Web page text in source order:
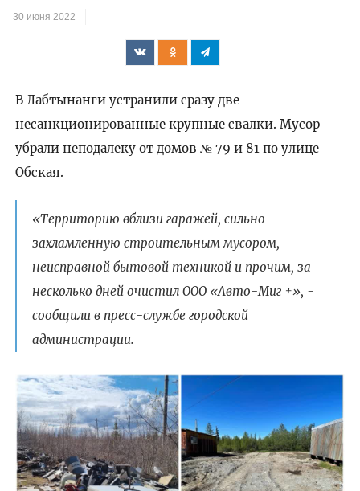
30 июня 2022
В Лабтынанги устранили сразу две
несанкционированные крупные свалки. Мусор
убрали неподалеку от домов № 79 и 81 по улице
Обская.
«Территорию вблизи гаражей, сильно
захламленную строительным мусором,
неисправной бытовой техникой и прочим, за
несколько дней очистил ООО «Авто-Миг +», -
сообщили в пресс-службе городской
администрации.